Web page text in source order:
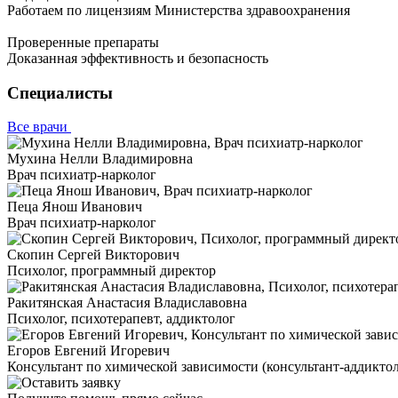
Работаем по лицензиям Министерства здравоохранения
Проверенные препараты
Доказанная эффективность и безопасность
Специалисты
Все врачи
Мухина Нелли Владимировна
Врач психиатр-нарколог
Пеца Янош Иванович
Врач психиатр-нарколог
Скопин Сергей Викторович
Психолог, программный директор
Ракитянская Анастасия Владиславовна
Психолог, психотерапевт, аддиктолог
Егоров Евгений Игоревич
Консультант по химической зависимости (консультант-